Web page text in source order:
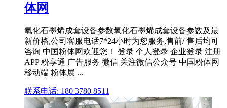
体网
氧化石墨烯成套设备参数氧化石墨烯成套设备参数及最
新价格,公司客服电话7*24小时为您服务,售前/ 售后均可
咨询 中国粉体网欢迎您！ 登录 个人登录 企业登录 注册
APP 粉享通 广告服务 微信 关注微信公众号 中国粉体网
移动端 粉体展 ...
联系电话: 180 3780 8511